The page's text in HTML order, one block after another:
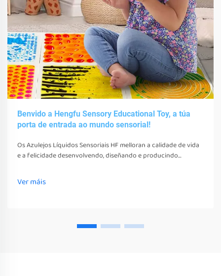
Benvido a Hengfu Sensory Educational Toy, a túa
porta de entrada ao mundo sensorial!
Os Azulejos Líquidos Sensoriais HF melloran a calidade de vida
e a felicidade desenvolvendo, diseñando e producindo
xoguetes, ferramentas e equipos non só estimulan os seus
sentidos
Ver máis